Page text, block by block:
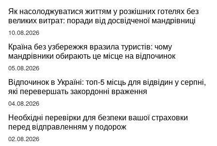
Як насолоджуватися життям у розкішних готелях без
великих витрат: поради від досвідченої мандрівниці
10.08.2026
Країна без узбережжя вразила туристів: чому
мандрівники обирають це місце на відпочинок
05.08.2026
Відпочинок в Україні: топ-5 місць для відвідин у серпні,
які перевершать закордонні враження
04.08.2026
Необхідні перевірки для безпеки вашої страховки
перед відправленням у подорож
02.08.2026